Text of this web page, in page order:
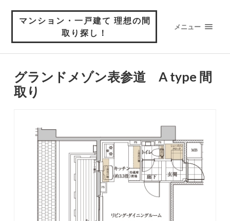
マンション・一戸建て 理想の間
取り探し！
メニュー
グランドメゾン表参道 A type 間
取り